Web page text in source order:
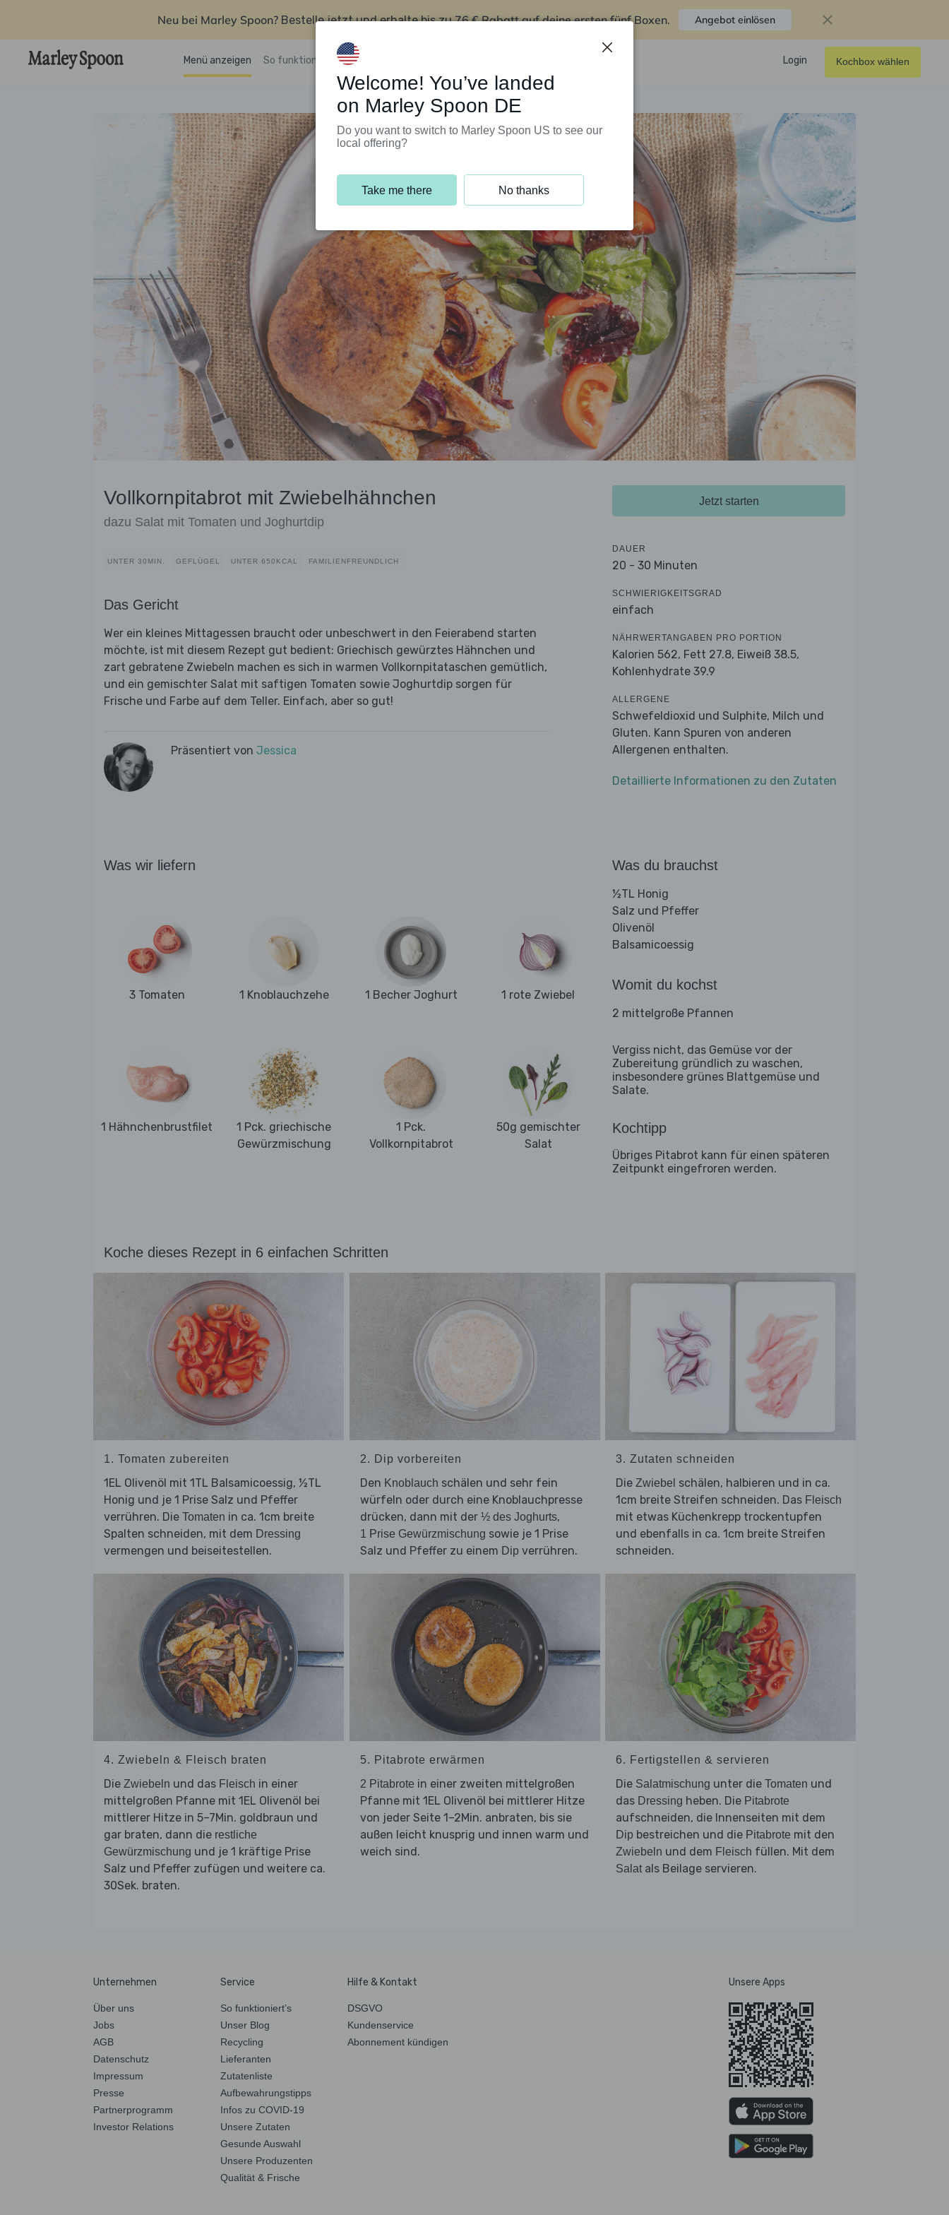
Neu bei Marley Spoon? Bestelle jetzt und erhalte bis zu76 € Rabatt auf deine ersten fünf Boxen. Angebot einlösen
Menü anzeigen So funktioniert’s Kundenservice Login Kochbox wählen
Vollkornpitabrot mit Zwiebelhähnchen
dazu Salat mit Tomaten und Joghurtdip
UNTER 30MIN. GEFLÜGEL UNTER 650KCAL FAMILIENFREUNDLICH
Das Gericht
Wer ein kleines Mittagessen braucht oder unbeschwert in den Feierabend starten
möchte, ist mit diesem Rezept gut bedient: Griechisch gewürztes Hähnchen und
zart gebratene Zwiebeln machen es sich in warmen Vollkornpitataschen gemütlich,
und ein gemischter Salat mit saftigen Tomaten sowie Joghurtdip sorgen für
Frische und Farbe auf dem Teller. Einfach, aber so gut!
Präsentiert von Jessica
Jetzt starten
DAUER
20 - 30 Minuten
SCHWIERIGKEITSGRAD
einfach
NÄHRWERTANGABEN PRO PORTION
Kalorien 562, Fett 27.8, Eiweiß 38.5,
Kohlenhydrate 39.9
ALLERGENE
Schwefeldioxid und Sulphite, Milch und
Gluten. Kann Spuren von anderen
Allergenen enthalten.
Detaillierte Informationen zu den Zutaten
Was wir liefern
3 Tomaten 1 Knoblauchzehe 1 Becher Joghurt 1 rote Zwiebel
1 Hähnchenbrustfilet
1 Pck. griechische
Gewürzmischung
1 Pck.
Vollkornpitabrot
50g gemischter
Salat
Was du brauchst
½TL Honig
Salz und Pfeffer
Olivenöl
Balsamicoessig
Womit du kochst
2 mittelgroße Pfannen
Vergiss nicht, das Gemüse vor der
Zubereitung gründlich zu waschen,
insbesondere grünes Blattgemüse und
Salate.
Kochtipp
Übriges Pitabrot kann für einen späteren
Zeitpunkt eingefroren werden.
Koche dieses Rezept in 6 einfachen Schritten
1. Tomaten zubereiten
1EL Olivenöl mit 1TL Balsamicoessig, ½TL
Honig und je 1 Prise Salz und Pfeffer
verrühren. Die Tomaten in ca. 1cm breite
Spalten schneiden, mit dem Dressing
vermengen und beiseitestellen.
2. Dip vorbereiten
Den Knoblauch schälen und sehr fein
würfeln oder durch eine Knoblauchpresse
drücken, dann mit der ½ des Joghurts,
1 Prise Gewürzmischung sowie je 1 Prise
Salz und Pfeffer zu einem Dipverrühren.
3. Zutaten schneiden
Die Zwiebel schälen, halbieren und in ca.
1cm breite Streifen schneiden. Das Fleisch
mit etwas Küchenkrepp trockentupfen
und ebenfalls in ca. 1cm breite Streifen
schneiden.
4. Zwiebeln & Fleisch braten
Die Zwiebeln und das Fleisch in einer
mittelgroßen Pfanne mit 1EL Olivenöl bei
mittlerer Hitze in 5–7Min. goldbraun und
gar braten, dann die restliche
Gewürzmischung und je 1 kräftige Prise
Salz und Pfeffer zufügen und weitere ca.
30Sek. braten.
5. Pitabrote erwärmen
2 Pitabrote in einer zweiten mittelgroßen
Pfanne mit 1EL Olivenöl bei mittlerer Hitze
von jeder Seite 1–2Min. anbraten, bis sie
außen leicht knusprig und innen warm und
weich sind.
6. Fertigstellen & servieren
Die Salatmischung unter die Tomaten und
das Dressing heben. Die Pitabrote
aufschneiden, die Innenseiten mit dem
Dip bestreichen und die Pitabrote mit den
Zwiebeln und dem Fleisch füllen. Mit dem
Salat als Beilage servieren.
Unternehmen
Über uns
Jobs
AGB
Datenschutz
Impressum
Presse
Partnerprogramm
Investor Relations
Service
So funktioniert’s
Unser Blog
Recycling
Lieferanten
Zutatenliste
Aufbewahrungstipps
Infos zu COVID-19
Unsere Zutaten
Gesunde Auswahl
Unsere Produzenten
Qualität & Frische
Hilfe & Kontakt
DSGVO
Kundenservice
Abonnement kündigen
Unsere Apps
Welcome! You’ve landed
on Marley Spoon DE
Do you want to switch to Marley Spoon US to see our
local offering?
Take me there No thanks